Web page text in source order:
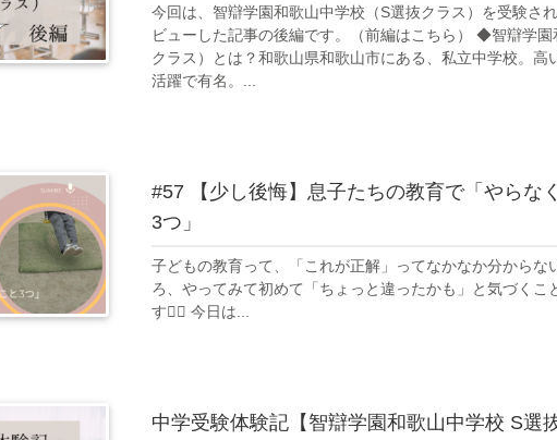
今回は、智辯学園和歌山中学校（S選抜クラス）を受験さ
ビューした記事の後編です。（前編はこちら） ◆智辯学園
クラス）とは？和歌山県和歌山市にある、私立中学校。高
活躍で有名。...
#57 【少し後悔】息子たちの教育で「やらな
3つ」
子どもの教育って、「これが正解」ってなかなか分からな
ろ、やってみて初めて「ちょっと違ったかも」と気づくこ
す🙇‍♀️ 今日は...
中学受験体験記【智辯学園和歌山中学校 S選